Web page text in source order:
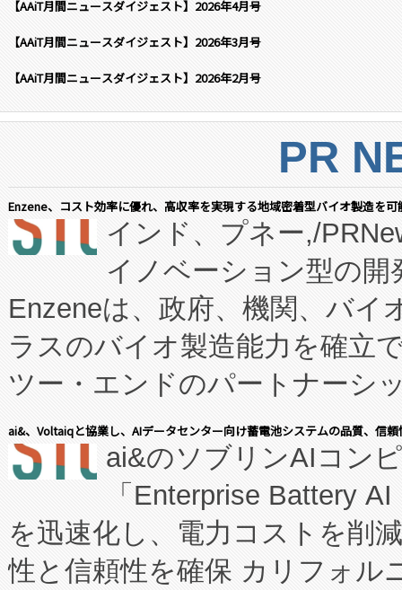
【AAiT月間ニュースダイジェスト】2026年4月号
【AAiT月間ニュースダイジェスト】2026年3月号
【AAiT月間ニュースダイジェスト】2026年2月号
PR
Enzene、コスト効率に優れ、高収率を実現する地域密着型バイオ製造を
インド、プネー,/
イノベーション型の
Enzeneは、政府、機関、バイ
ラスのバイオ製造能力を確立
ツー・エンドのパートナーシ
表しました。 同社の実績ある
manufacturing™ (FCCM™) プ
たNeXは、バイオ医薬品製造
従来のフェッドバッチ施設の
に、患者やサプライチェーン
ai&、Voltaiqと協業し、AIデータセンター向け蓄電池システムの品質、信
ai&のソブリンAIコン
「Enterprise Battery
を迅速化し、電力コストを削
性と信頼性を確保 カリフォル